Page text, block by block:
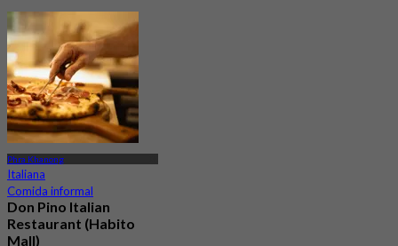
Phra Khanong
Italiana
Comida informal
Don Pino Italian
Restaurant (Habito
Mall)